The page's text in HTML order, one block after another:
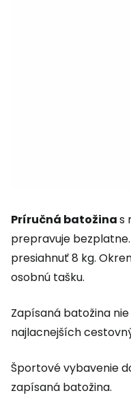
Príručná batožinas
prepravuje
presiahnuť 8 kg.
osobnú tašku.
Zapísaná batožina
najlacnejších
Športové vybavenie
zapísaná batožina.